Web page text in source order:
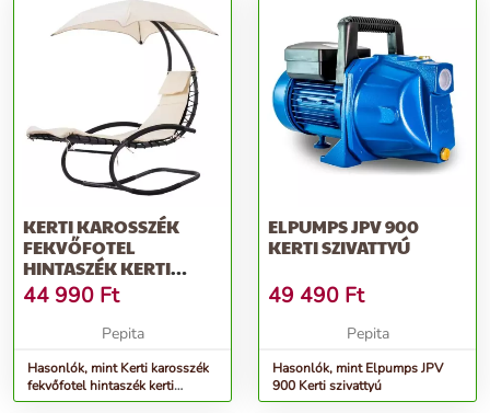
KERTI KAROSSZÉK
FEKVŐFOTEL
HINTASZÉK KERTI
FÜGGŐÁGY
44 990 Ft
Pepita
Hasonlók, mint Kerti karosszék
fekvőfotel hintaszék kerti
függőágy
ELPUMPS JPV 900
KERTI SZIVATTYÚ
49 490 Ft
Pepita
Hasonlók, mint Elpumps JPV
900 Kerti szivattyú